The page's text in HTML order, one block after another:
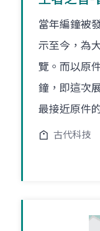
當年編鐘被
示至今，為
覽。而以原
鐘，即這次
最接近原件
古代科技